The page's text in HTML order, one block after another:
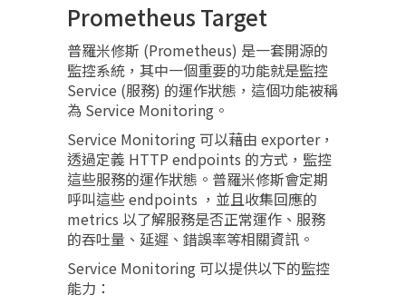
Prometheus Target
普羅米修斯 (Prometheus) 是一套開源的
監控系統，其中一個重要的功能就是監控
Service (服務) 的運作狀態，這個功能被稱
為 Service Monitoring。
Service Monitoring 可以藉由 exporter，
透過定義 HTTP endpoints 的方式，監控
這些服務的運作狀態。普羅米修斯會定期
呼叫這些 endpoints ，並且收集回應的
metrics 以了解服務是否正常運作、服務
的吞吐量、延遲、錯誤率等相關資訊。
Service Monitoring 可以提供以下的監控
能力：